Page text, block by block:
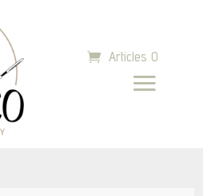
Articles 0